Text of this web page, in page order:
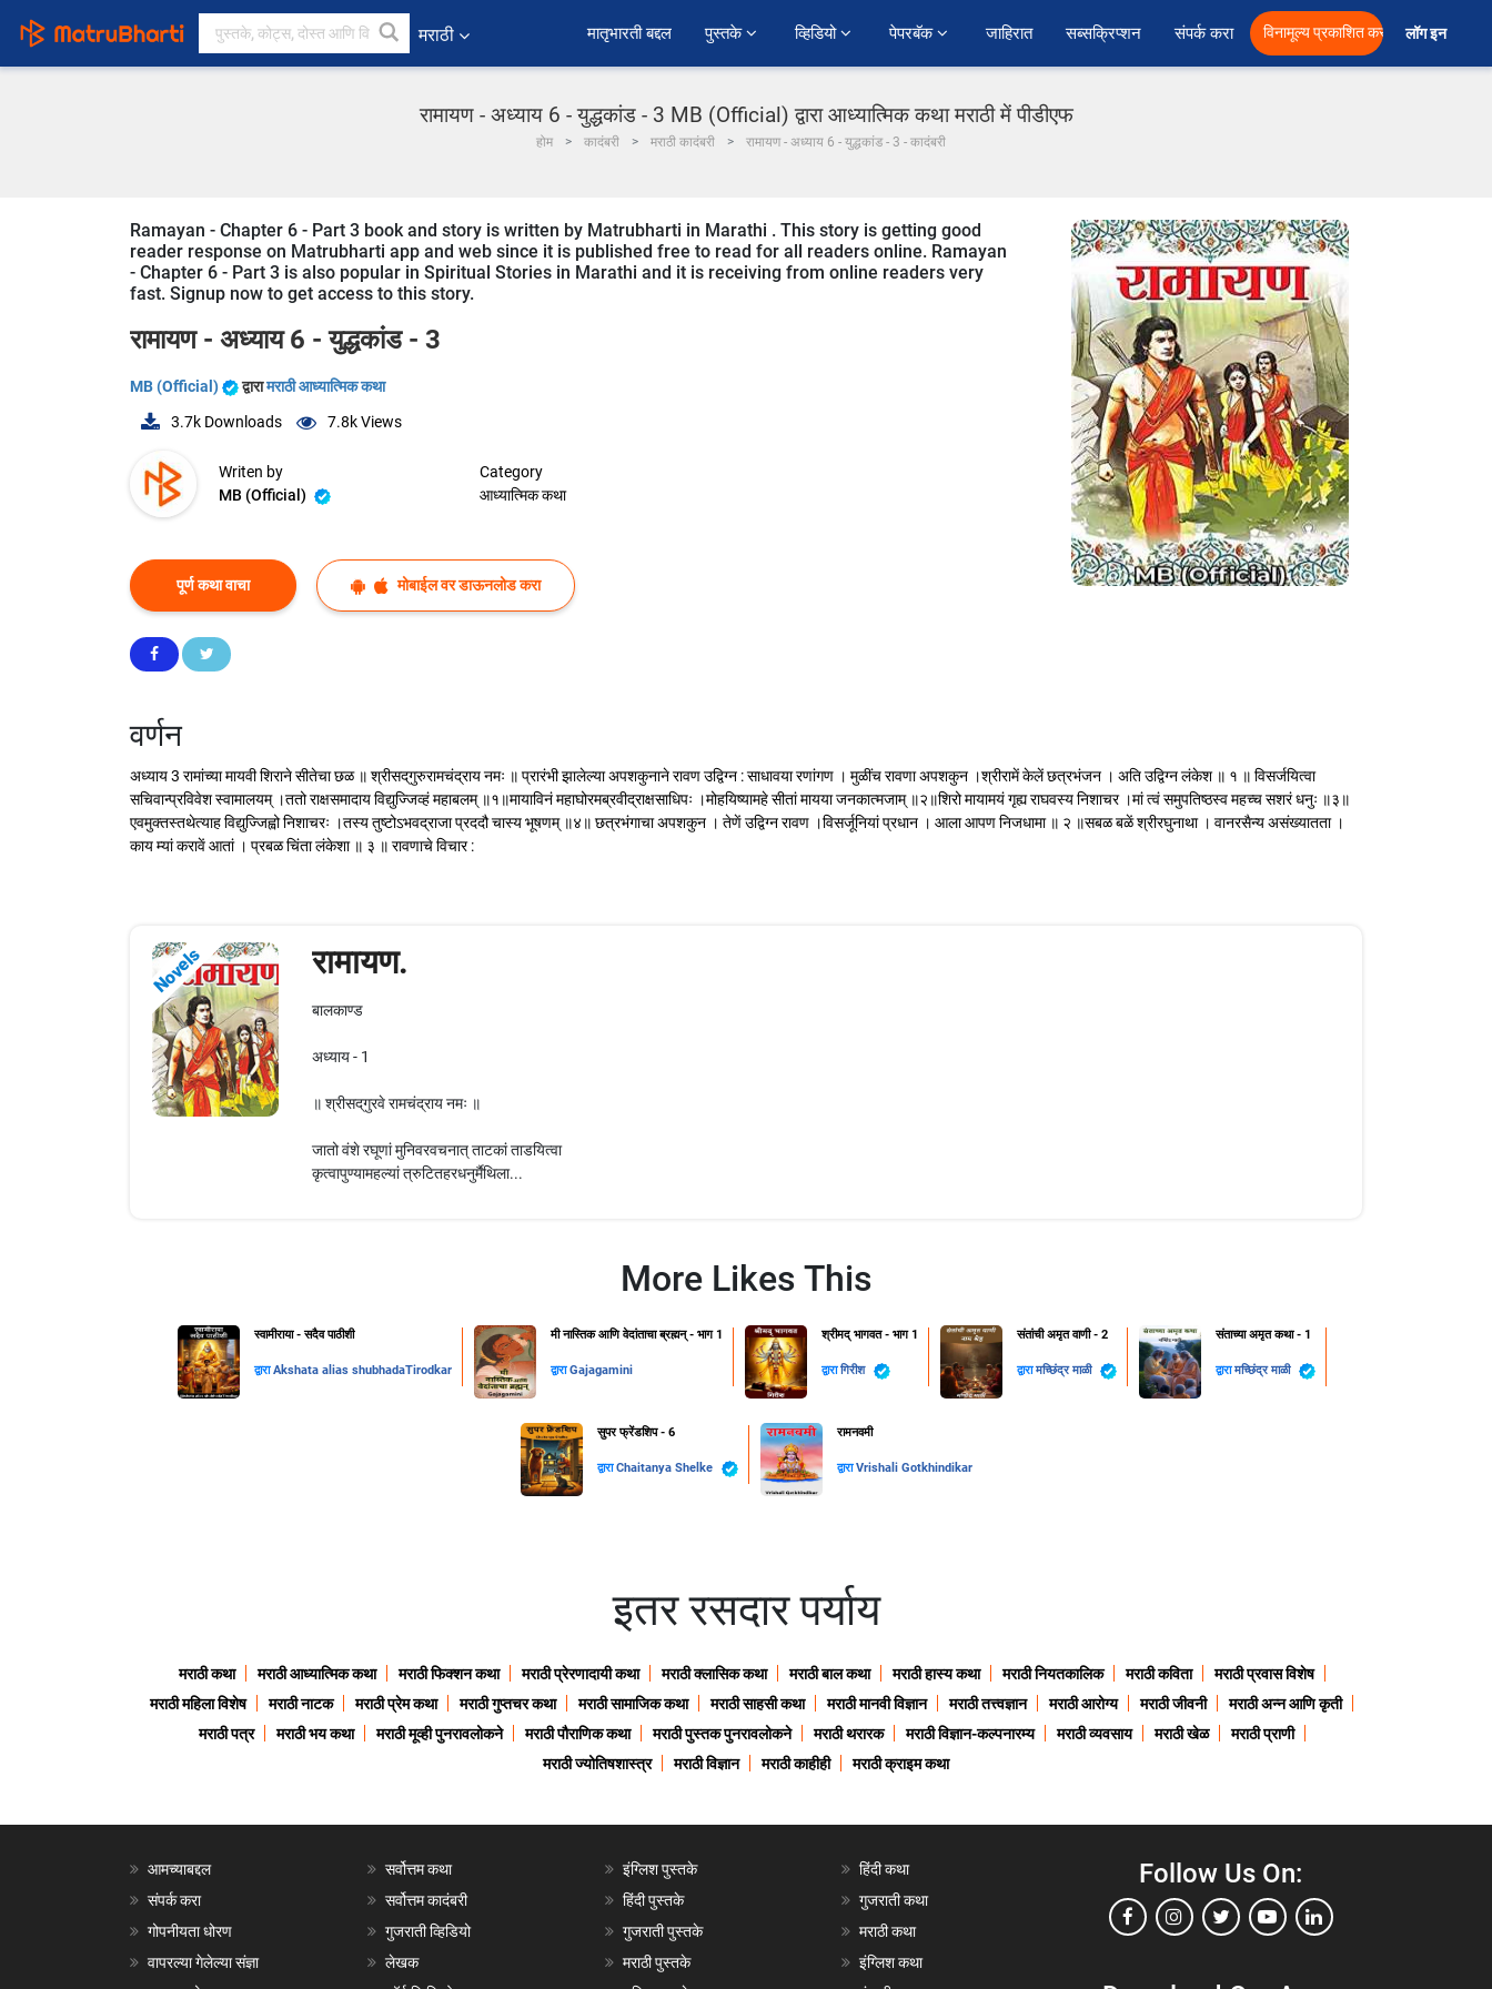
मराठी ﻿मातृभारती बद्दल पुस्तके व्हिडियो पेपरबॅक जाहिरात सब्सक्रिप्शन संपर्क करा विनामूल्य प्रकाशित करा लॉग इन
रामायण - अध्याय 6 - युद्धकांड - 3 MB (Official) द्वारा आध्यात्मिक कथा मराठी में पीडीएफ
होम कादंबरी मराठी कादंबरी रामायण - अध्याय 6 - युद्धकांड - 3 - कादंबरी
Ramayan - Chapter 6 - Part 3 book and story is written by Matrubharti in Marathi . This story is getting good
reader response on Matrubharti app and web since it is published free to read for all readers online. Ramayan
- Chapter 6 - Part 3 is also popular in Spiritual Stories in Marathi and it is receiving from online readers very
fast. Signup now to get access to this story.
रामायण - अध्याय 6 - युद्धकांड - 3
MB (Official) द्वारामराठी आध्यात्मिक कथा
3.7k Downloads 7.8kViews
Writen by
MB (Official)
Category
आध्यात्मिक कथा
पूर्ण कथा वाचा मोबाईल वर डाऊनलोड करा
वर्णन
अध्याय 3 रामांच्या मायवी शिराने सीतेचा छळ ॥ श्रीसद्‌गुरुरामचंद्राय नमः ॥ प्रारंभी झालेल्या अपशकुनाने रावण उद्विग्न : साधावया रणांगण । मुळींच रावणा अपशकुन ।श्रीरामें केलें छत्रभंजन । अति उद्विग्न लंकेश ॥ १ ॥ विसर्जयित्वा
सचिवान्प्रविवेश स्वामालयम् ।ततो राक्षसमादाय विद्युज्जिव्हं महाबलम् ॥१॥मायाविनं महाघोरमब्रवीद्राक्षसाधिपः ।मोहयिष्यामहे सीतां मायया जनकात्मजाम् ॥२॥शिरो मायामयं गृह्य राघवस्य निशाचर ।मां त्वं समुपतिष्ठस्व महच्च सशरं धनुः ॥३॥
एवमुक्तस्तथेत्याह विद्युज्जिह्वो निशाचरः ।तस्य तुष्टोऽभवद्राजा प्रददौ चास्य भूषणम् ॥४॥ छत्रभंगाचा अपशकुन । तेणें उद्विग्न रावण ।विसर्जूनियां प्रधान । आला आपण निजधामा ॥ २ ॥सबळ बळें श्रीरघुनाथा । वानरसैन्य असंख्यातता ।
काय म्यां करावें आतां । प्रबळ चिंता लंकेशा ॥ ३ ॥ रावणाचे विचार :
Novels रामायण.
बालकाण्ड
अध्याय - 1
॥ श्रीसद्‌गुरवे रामचंद्राय नमः ॥
जातो वंशे रघूणां मुनिवरवचनात् ताटकां ताडयित्वा
कृत्वापुण्यामहल्यां त्रुटितहरधनुर्मैथिला...
More Likes This
स्वामीराया - सदैव पाठीशी
द्वारा Akshata alias shubhadaTirodkar
मी नास्तिक आणि वेदांताचा ब्रह्मन् - भाग 1
द्वाराGajagamini
श्रीमद् भागवत - भाग 1
द्वारागिरीश
संतांची अमृत वाणी - 2
द्वारामच्छिंद्र माळी
संताच्या अमृत कथा - 1
द्वारामच्छिंद्र माळी
सुपर फ्रेंडशिप - 6
द्वाराChaitanya Shelke
रामनवमी
द्वाराVrishali Gotkhindikar
इतर रसदार पर्याय
मराठी कथा मराठी आध्यात्मिक कथा मराठी फिक्शन कथा मराठी प्रेरणादायी कथा मराठी क्लासिक कथा मराठी बाल कथा मराठी हास्य कथा मराठी नियतकालिक मराठी कविता
मराठी प्रवास विशेष
मराठी महिला विशेष
मराठी नाटक मराठी प्रेम कथा मराठी गुप्तचर कथा मराठी सामाजिक कथा मराठी साहसी कथा मराठी मानवी विज्ञान मराठी तत्त्वज्ञान मराठी आरोग्य मराठी जीवनी
मराठी अन्न आणि कृती
मराठी पत्र
मराठी भय कथा मराठी मूव्ही पुनरावलोकने मराठी पौराणिक कथा मराठी पुस्तक पुनरावलोकने मराठी थरारक मराठी विज्ञान-कल्पनारम्य मराठी व्यवसाय मराठी खेळ
मराठी प्राणी
मराठी ज्योतिषशास्त्र
मराठी विज्ञान मराठी काहीही मराठी क्राइम कथा
आमच्याबद्दल
संपर्क करा
गोपनीयता धोरण
वापरल्या गेलेल्या संज्ञा
सर्वोत्तम कथा
सर्वोत्तम कादंबरी
गुजराती व्हिडियो
लेखक
इंग्लिश पुस्तके
हिंदी पुस्तके
गुजराती पुस्तके
मराठी पुस्तके
हिंदी कथा
गुजराती कथा
मराठी कथा
इंग्लिश कथा
Follow Us On: